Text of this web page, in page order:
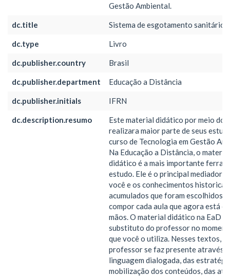
Gestão Ambiental.
dc.title Sistema de esgotamento sanitário
dc.type Livro
dc.publisher.country Brasil
dc.publisher.department Educação a Distância
dc.publisher.initials IFRN
dc.description.resumo
Este material didático por meio do
realizara maior parte de seus
curso de Tecnologia em Gestão
Na Educação a Distância, o material
didático é a mais importante
estudo. Ele é o principal mediador
você e os conhecimentos
acumulados que foram escolhidos
compor cada aula que agora está
mãos. O material didático na EaD é,
substituto do professor no
que você o utiliza. Nesses textos, o
professor se faz presente através
linguagem dialogada, das
mobilização dos conteúdos, das